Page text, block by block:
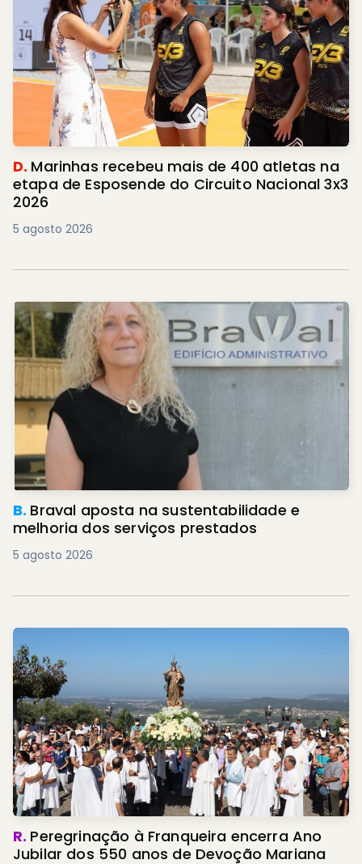
D. Marinhas recebeu mais de 400 atletas na
etapa de Esposende do Circuito Nacional 3x3
2026
5 agosto 2026
B. Braval aposta na sustentabilidade e
melhoria dos serviços prestados
5 agosto 2026
R. Peregrinação à Franqueira encerra Ano
Jubilar dos 550 anos de Devoção Mariana